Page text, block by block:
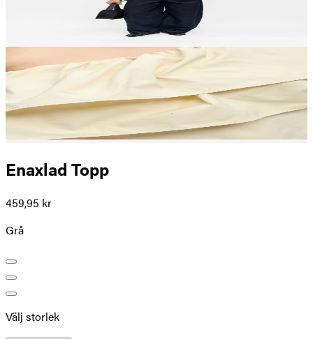
Enaxlad Topp
459,95 kr
Grå
Välj storlek